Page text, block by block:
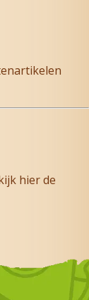
hier de